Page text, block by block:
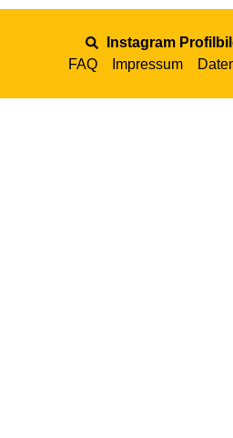
Instagram
FAQ
Impressum